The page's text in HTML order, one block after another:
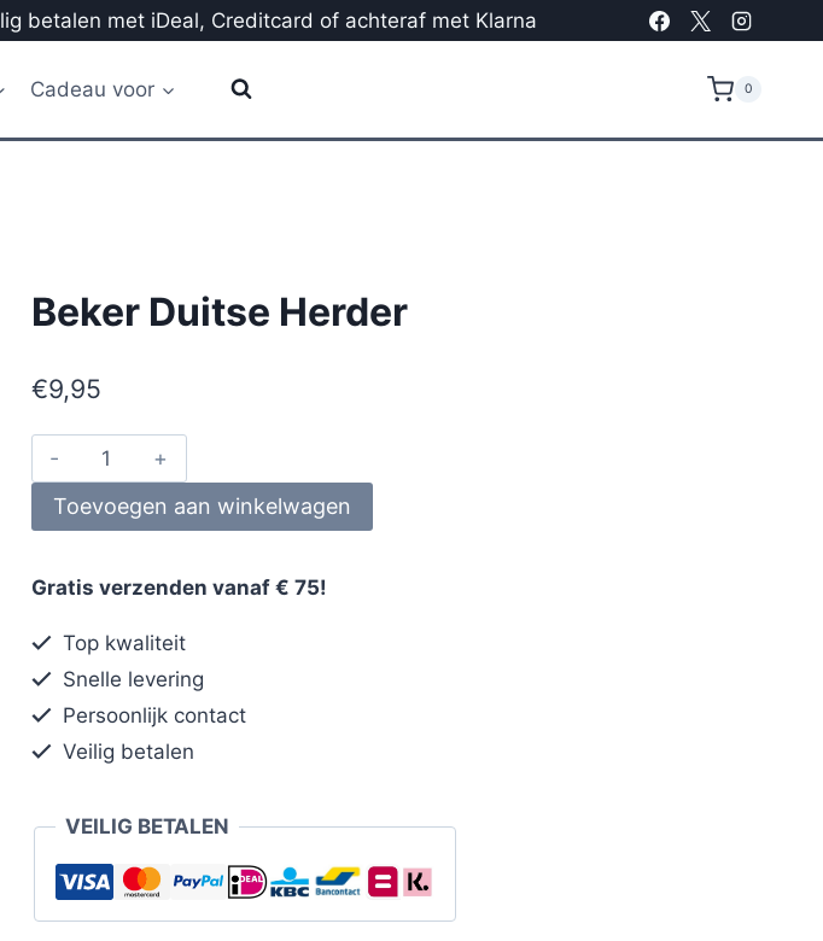
betalen met iDeal, Creditcard of achteraf met Klarna
Cadeau voor 0
Beker Duitse Herder
€9,95
Toevoegen aan winkelwagen
Gratis verzenden vanaf € 75!
Top kwaliteit
Snelle levering
Persoonlijk contact
Veilig betalen
VEILIG BETALEN